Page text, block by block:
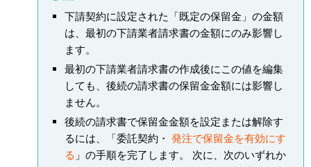
下請契約に設定された「既定の保留金」の金額
は、最初の下請業者請求書の金額にのみ影響し
ます。
最初の下請業者請求書の作成後にこの値を編集
しても、後続の請求書の保留金金額には影響し
ません。
後続の請求書で保留金金額を設定または解除す
るには、「委託契約・ 発注で保留金を有効にす
る 」の手順を完了します。 次に、次のいずれか